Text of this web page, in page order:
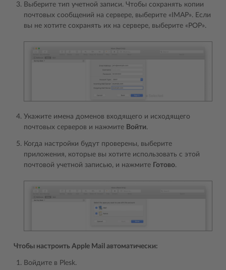
Выберите тип учетной записи. Чтобы сохранять копии
почтовых сообщений на сервере, выберите «IMAP». Если
вы не хотите сохранять их на сервере, выберите «POP».
Укажите имена доменов входящего и исходящего
почтовых серверов и нажмите Войти.
Когда настройки будут проверены, выберите
приложения, которые вы хотите использовать с этой
почтовой учетной записью, и нажмите
Готово.
Чтобы настроить Apple Mail автоматически:
Войдите в Plesk.